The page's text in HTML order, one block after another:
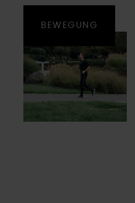
BEWEGUNG